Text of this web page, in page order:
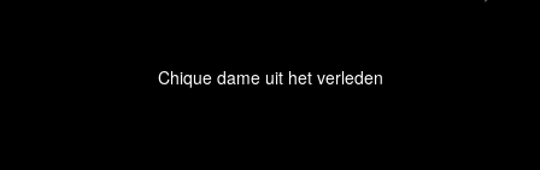
Chique dame uit het verleden